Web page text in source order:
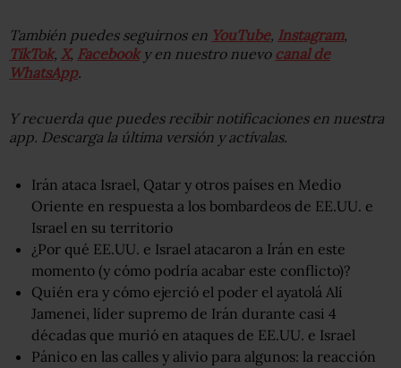
También puedes seguirnos en YouTube, Instagram,
TikTok, X, Facebooky en nuestro nuevo canal de
WhatsApp.
Y recuerda que puedes recibir notificaciones en nuestra
app. Descarga la última versión y actívalas.
Irán ataca Israel, Qatar y otros países en Medio
Oriente en respuesta a los bombardeos de EE.UU. e
Israel en su territorio
¿Por qué EE.UU. e Israel atacaron a Irán en este
momento (y cómo podría acabar este conflicto)?
Quién era y cómo ejerció el poder el ayatolá Alí
Jamenei, líder supremo de Irán durante casi 4
décadas que murió en ataques de EE.UU. e Israel
Pánico en las calles y alivio para algunos: la reacción